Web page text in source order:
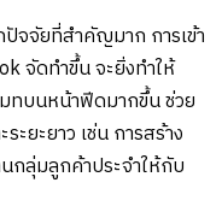
จจัยที่สำคัญมาก การเข้า
จัดทำขึ้น จะยิ่งทำให้
ทบนหน้าฟีดมากขึ้น ช่วย
ะยะยาว เช่น การสร้าง
กลุ่มลูกค้าประจำให้กับ